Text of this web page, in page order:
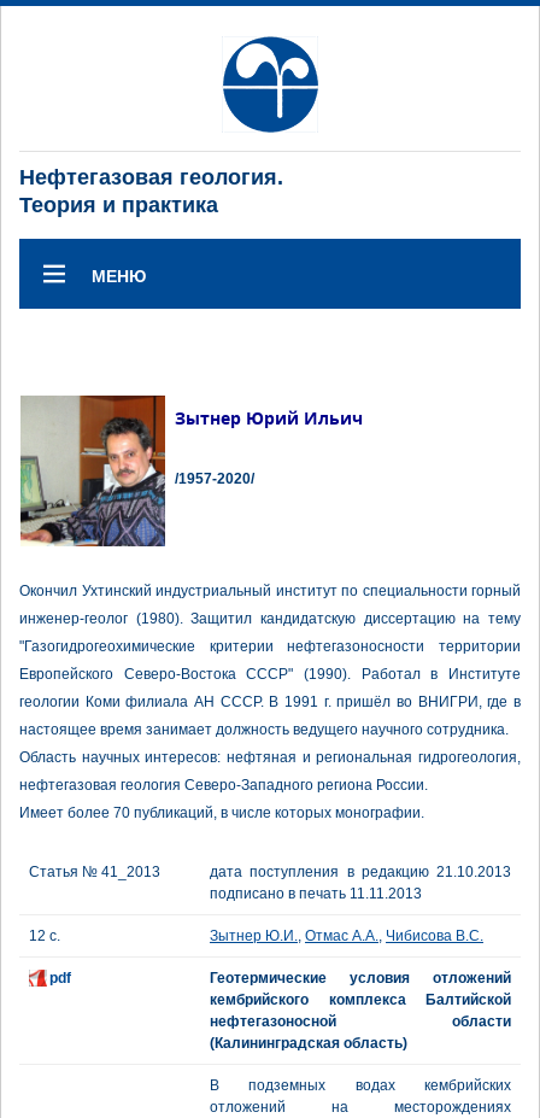
Нефтегазовая геология.
Теория и практика
МЕНЮ
Зытнер Юрий Ильич
/1957-2020/
Окончил Ухтинский индустриальный институт по специальности горный
инженер-геолог (1980). Защитил кандидатскую диссертацию на тему
"Газогидрогеохимические критерии нефтегазоносности территории
Европейского Северо-Востока СССР" (1990). Работал в Институте
геологии Коми филиала АН СССР. В 1991 г. пришёл во ВНИГРИ, где в
настоящее время занимает должность ведущего научного сотрудника.
Область научных интересов: нефтяная и региональная гидрогеология,
нефтегазовая геология Северо-Западного региона России.
Имеет более 70 публикаций, в числе которых монографии.
Статья № 41_2013
дата поступления в редакцию 21.10.2013
подписано в печать 11.11.2013
12 с. Зытнер Ю.И., Отмас А.А., Чибисова В.С.
pdf
Геотермические условия отложений
кембрийского комплекса Балтийской
нефтегазоносной области
(Калининградская область)
В подземных водах кембрийских
отложений на месторождениях